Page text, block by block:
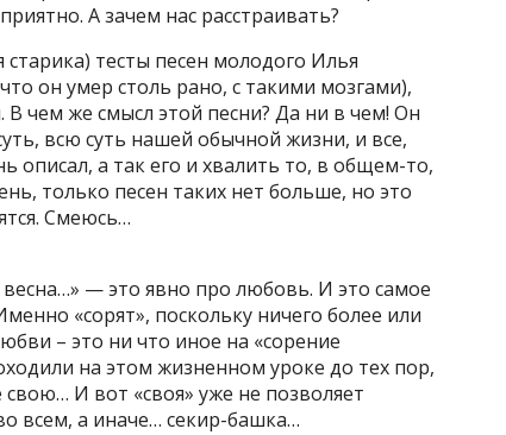
А зачем нас расстраивать?
тесты песен молодого Илья
он умер столь рано, с такими мозгами),
В чем же смысл этой песни? Да ни в чем! Он
всю суть нашей обычной жизни, и все,
описал, а так его и хвалить то, в общем-то,
только песен таких нет больше, но это
Смеюсь…
— это явно про любовь. И это самое
«сорят», поскольку ничего более или
– это ни что иное на «сорение
на этом жизненном уроке до тех пор,
И вот «своя» уже не позволяет
всем, а иначе… секир-башка…